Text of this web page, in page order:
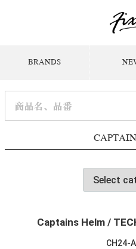
BRANDS
Captains Helm /
CH24-